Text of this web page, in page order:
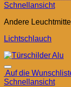
Schnellansicht
Andere Leuchtmittel
Lichtschlauch
Auf die
Schnellansicht